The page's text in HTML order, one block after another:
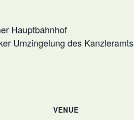
Hauptbahnhof
Umzingelung des Kanzleramts
VENUE